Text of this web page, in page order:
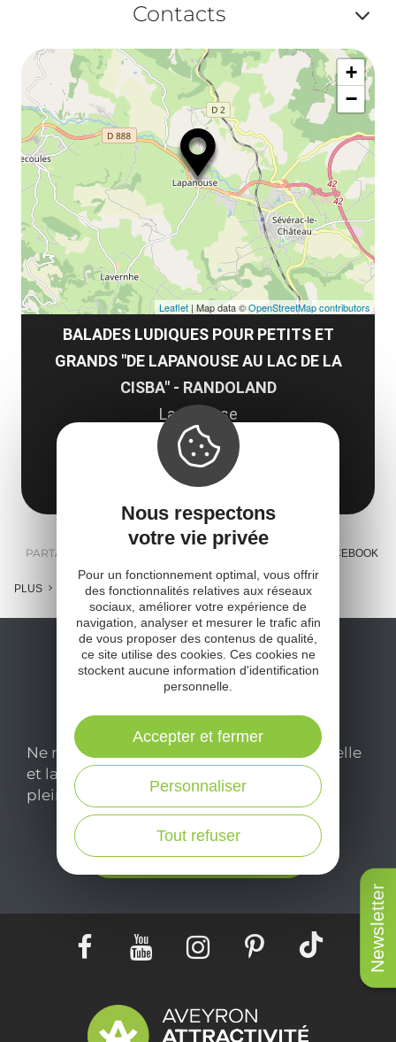
Newsletter
ou
Contacts
ou
BALADES LUDIQUES POUR PETITS ET
GRANDS "DE LAPANOUSE AU LAC DE LA
CISBA" - RANDOLAND
Lapanouse
12150 Sévérac d'Aveyron
Obtenir l'itinéraire
+
−
Leaflet | Map data ©OpenStreetMap contributors
PARTAGER : FACEBOOK
PLUS
Ne manquez pas notre newsletter mensuelle
et laissez-vous inspirer pour profiter
pleinement de votre séjour en Aveyron.
Je m'abonne ici
Nous respectons
votre vie privée
Pour un fonctionnement optimal, vous offrir
des fonctionnalités relatives aux réseaux
sociaux, améliorer votre expérience de
navigation, analyser et mesurer le trafic afin
de vous proposer des contenus de qualité,
ce site utilise des cookies. Ces cookies ne
stockent aucune information d'identification
personnelle.
Tout refuser
Personnaliser
Accepter et fermer